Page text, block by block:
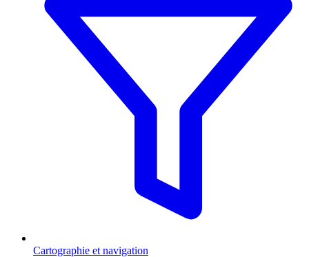
Cartographie et navigation